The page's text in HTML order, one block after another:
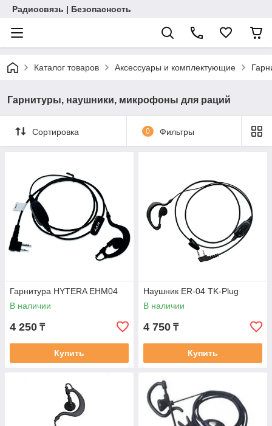
Радиосвязь | Безопасность
Каталог товаров Аксессуары и комплектующие
Гарнитуры, наушники, микрофоны для раций
Сортировка 0 Фильтры
Гарнитура HYTERA EHM04
В наличии
4 250 ₸
Купить
Наушник ER-04 TK-Plug
В наличии
4 750 ₸
Купить